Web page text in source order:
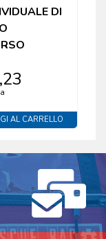
DI
AL CARRELLO